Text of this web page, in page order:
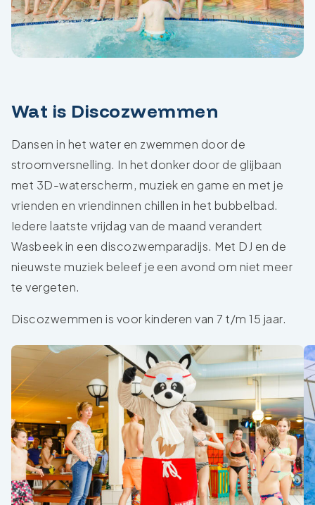
Wat is Discozwemmen
Dansen in het water en zwemmen door de
stroomversnelling. In het donker door de glijbaan
met 3D-waterscherm, muziek en game en met je
vrienden en vriendinnen chillen in het bubbelbad.
Iedere laatste vrijdag van de maand verandert
Wasbeek in een discozwemparadijs. Met DJ en de
nieuwste muziek beleef je een avond om niet meer
te vergeten.
Discozwemmen is voor kinderen van 7 t/m 15 jaar.